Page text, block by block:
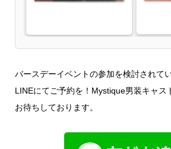
バースデーイベントの参加を検討されて
LINEにてご予約を！Mystique男装キャス
お待ちしております。